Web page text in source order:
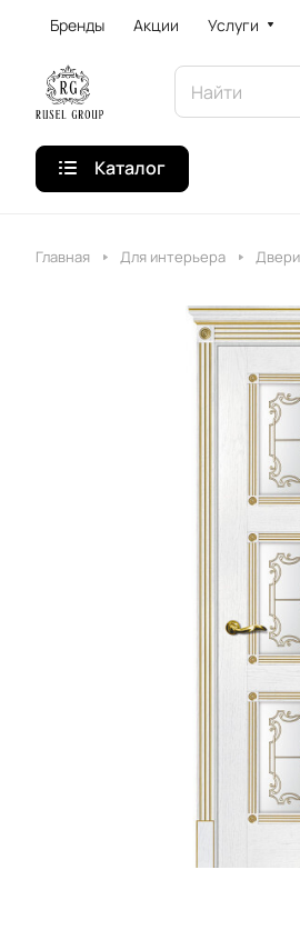
Бренды Акции Услуги
Каталог
Главная Для интерьера Двери